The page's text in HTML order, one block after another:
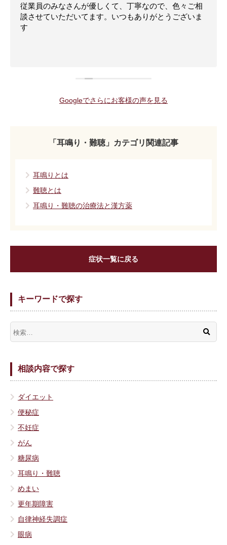
従業員のみなさんが優しくて、丁寧なので、色々ご相
談させていただいてます。いつもありがとうございま
す
Googleでさらにお客様の声を見る
「耳鳴り・難聴」カテゴリ関連記事
耳鳴りとは
難聴とは
耳鳴り・難聴の治療法と漢方薬
症状一覧に戻る
キーワードで探す
相談内容で探す
ダイエット
便秘症
不妊症
がん
糖尿病
耳鳴り・難聴
めまい
更年期障害
自律神経失調症
眼病